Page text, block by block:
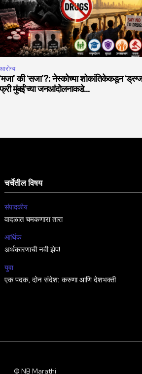
आरोग्य
‘मजा’ की ‘सजा’?: नेस्कोच्या शोकांतिकेकडून ‘ड्रग्ज
फ्री मुंबई’च्या जनआंदोलनाकडे…
चर्चेतील विषय
संपादकीय
वादळात चमकणारा तारा
आर्थिक
अर्थकारणाची नवी झेप!
युवा
एक पदक, दोन संदेश: करुणा आणि देशभक्ती
© NB Marathi